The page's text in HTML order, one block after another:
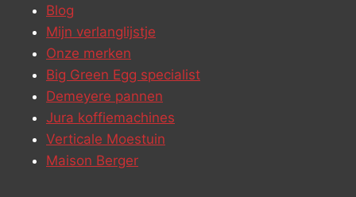
Blog
Mijn verlanglijstje
Onze merken
Big Green Egg specialist
Demeyere pannen
Jura koffiemachines
Verticale Moestuin
Maison Berger